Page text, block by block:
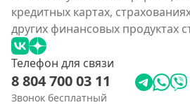
кредитных картах,
других финансовых продуктах
Телефон для связи
8 804 700 03 11
Звонок бесплатный